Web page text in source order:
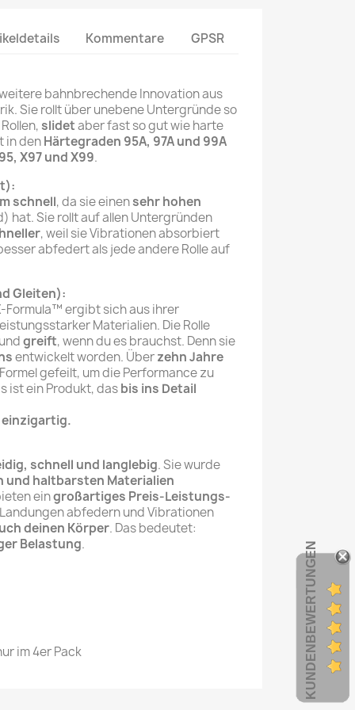
Kommentare GPSR
bahnbrechende Innovation aus
Sie rollt über unebene Untergründe so
slidetaber fast so gut wie harte
in denHärtegraden 95A, 97A und 99A
X97 und X99.
schnell, da sie einensehr hohen
hat. Sie rollt auf allen Untergründen
, weil sie Vibrationen absorbiert
abfedert als jede andere Rolle auf
Gleiten):
Formula™ ergibt sich aus ihrer
Materialien. Die Rolle
greift, wenn du es brauchst. Denn sie
entwickelt worden. Überzehn Jahre
gefeilt, um die Performance zu
ist ein Produkt, dasbis ins Detail
schnell und langlebig. Sie wurde
haltbarsten Materialien
eingroßartiges Preis-Leistungs-
abfedern und Vibrationen
deinen Körper. Das bedeutet:
Belastung.
im 4er Pack
KUNDENBEWERTUNGEN